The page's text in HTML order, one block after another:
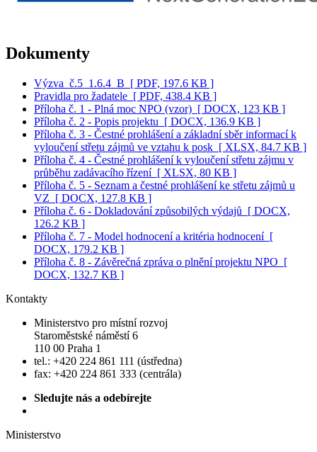
Dokumenty
Výzva_č.5_1.6.4_B [ PDF, 197.6 KB ]
Pravidla pro žadatele [ PDF, 438.4 KB ]
Příloha č. 1 - Plná moc NPO (vzor) [ DOCX, 123 KB ]
Příloha č. 2 - Popis projektu [ DOCX, 136.9 KB ]
Příloha č. 3 - Čestné prohlášení a základní sběr informací k
vyloučení střetu zájmů ve vztahu k posk [ XLSX, 84.7 KB ]
Příloha č. 4 - Čestné prohlášení k vyloučení střetu zájmu v
průběhu zadávacího řízení [ XLSX, 80 KB ]
Příloha č. 5 - Seznam a čestné prohlášení ke střetu zájmů u
VZ [ DOCX, 127.8 KB ]
Příloha č. 6 - Dokladování způsobilých výdajů [ DOCX,
126.2 KB ]
Příloha č. 7 - Model hodnocení a kritéria hodnocení [
DOCX, 179.2 KB ]
Příloha č. 8 - Závěrečná zpráva o plnění projektu NPO [
DOCX, 132.7 KB ]
Kontakty
Ministerstvo pro místní rozvoj
Staroměstské náměstí 6
110 00 Praha 1
tel.: +420 224 861 111 (ústředna)
fax: +420 224 861 333 (centrála)
Sledujte nás a odebírejte
Ministerstvo